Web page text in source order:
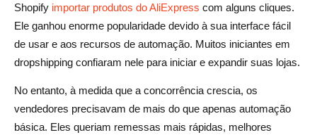
Shopify importar produtos do AliExpress com alguns cliques.
Ele ganhou enorme popularidade devido à sua interface fácil
de usar e aos recursos de automação. Muitos iniciantes em
dropshipping confiaram nele para iniciar e expandir suas lojas.
No entanto, à medida que a concorrência crescia, os
vendedores precisavam de mais do que apenas automação
básica. Eles queriam remessas mais rápidas, melhores